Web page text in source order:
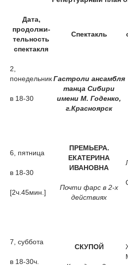
Дата,
продолжи-
тельность
спектакля
Спектакль
2,
понедельник
в 18-30
Гастроли ансамбля
танца Сибири
имени М. Годенко,
г.Красноярск
6, пятница
в 18-30
[2ч.45мин.]
ПРЕМЬЕРА.
ЕКАТЕРИНА
ИВАНОВНА
Почти фарс в 2-х
действиях
7, суббота
в 18-30ч.
СКУПОЙ